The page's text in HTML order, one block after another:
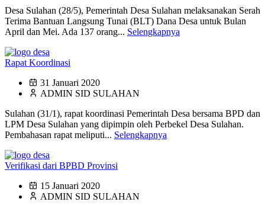
Desa Sulahan (28/5), Pemerintah Desa Sulahan melaksanakan Serah
Terima Bantuan Langsung Tunai (BLT) Dana Desa untuk Bulan
April dan Mei. Ada 137 orang... Selengkapnya
Rapat Koordinasi
31 Januari 2020
ADMIN SID SULAHAN
Sulahan (31/1), rapat koordinasi Pemerintah Desa bersama BPD dan
LPM Desa Sulahan yang dipimpin oleh Perbekel Desa Sulahan.
Pembahasan rapat meliputi... Selengkapnya
Verifikasi dari BPBD Provinsi
15 Januari 2020
ADMIN SID SULAHAN